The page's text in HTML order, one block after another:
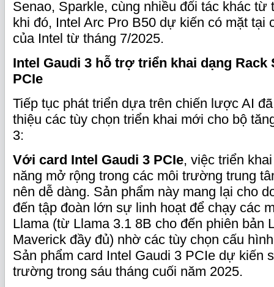
Senao, Sparkle, cùng nhiều đối tác khác từ
khi đó, Intel Arc Pro B50 dự kiến có mặt tại
của Intel từ tháng 7/2025.
Intel Gaudi 3 hỗ trợ triển khai dạng Rack
PCIe
Tiếp tục phát triển dựa trên chiến lược AI
thiệu các tùy chọn triển khai mới cho bộ
3:
Với card Intel Gaudi 3 PCIe, việc triển
năng mở rộng trong các môi trường trung
nên dễ dàng. Sản phẩm này mang lại cho
đến tập đoàn lớn sự linh hoạt để chạy các
Llama (từ Llama 3.1 8B cho đến phiên bản
Maverick đầy đủ) nhờ các tùy chọn cấu
Sản phẩm card Intel Gaudi 3 PCIe dự kiến
trường trong sáu tháng cuối năm 2025.